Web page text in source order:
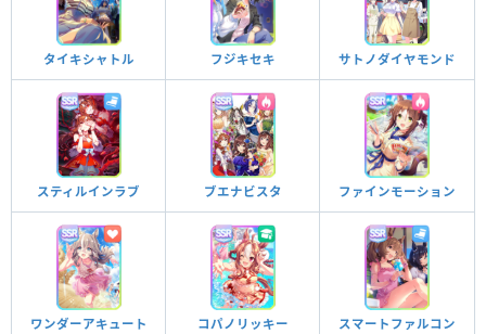
タイキシャトル フジキセキ サトノダイヤモンド
スティルインラブ ブエナビスタ ファインモーション
ワンダーアキュート コパノリッキー スマートファルコン